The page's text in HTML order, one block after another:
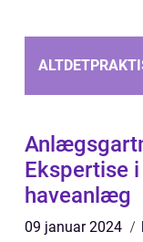
Ekspertise
haveanlæg
09 januar 2024